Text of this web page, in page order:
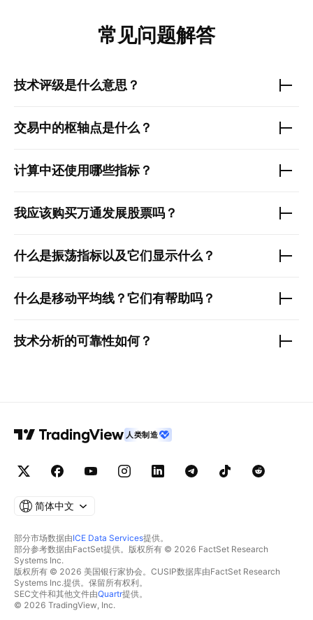
常见问题解答
技术评级是什么意思？
交易中的枢轴点是什么？
计算中还使用哪些指标？
我应该购买万通发展股票吗？
什么是振荡指标以及它们显示什么？
什么是移动平均线？它们有帮助吗？
技术分析的可靠性如何？
人类制造
简体中文
部分市场数据由ICE Data Services提供。
部分参考数据由FactSet提供。版权所有 © 2026 FactSet Research
Systems Inc.
版权所有 © 2026 美国银行家协会。CUSIP数据库由FactSet Research
Systems Inc.提供。保留所有权利。
SEC文件和其他文件由Quartr提供。
© 2026 TradingView, Inc.